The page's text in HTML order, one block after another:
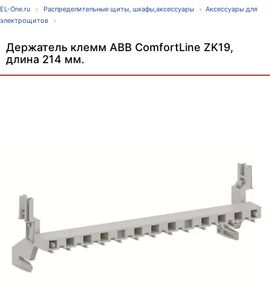
EL-One.ru Распределительные щиты, шкафы,аксессуары
Аксессуары для
электрощитов
Держатель клемм ABB ComfortLine ZK19,
длина 214 мм.